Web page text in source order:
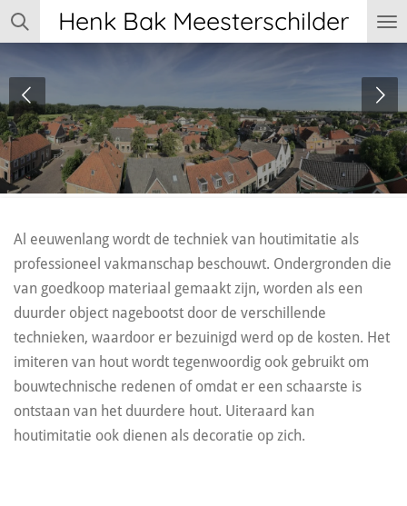
Ga
direct
de
hoofdinhoud
Henk Bak Meesterschilder
Nobelstraat te
Utrecht
Al eeuwenlang wordt de techniek van houtimitatie als
professioneel vakmanschap beschouwt. Ondergronden die
van goedkoop materiaal gemaakt zijn, worden als een
duurder object nagebootst door de verschillende
technieken, waardoor er bezuinigd werd op de kosten. Het
imiteren van hout wordt tegenwoordig ook gebruikt om
bouwtechnische redenen of omdat er een schaarste is
ontstaan van het duurdere hout. Uiteraard kan
houtimitatie ook dienen als decoratie op zich.